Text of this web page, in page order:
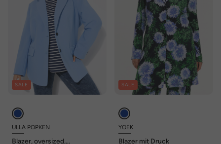
SALE
ULLA POPKEN
Blazer, oversized,
SALE
YOEK
Blazer mit Druck